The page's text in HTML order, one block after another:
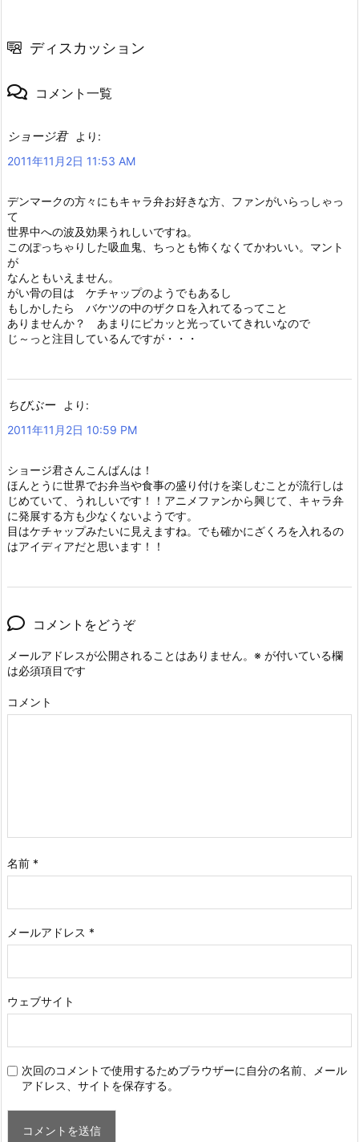
ディスカッション
コメント一覧
ショージ君
より:
2011年11月2日 11:53 AM
デンマークの方々にもキャラ弁お好きな方、ファンがいらっしゃっ
て
世界中への波及効果うれしいですね。
このぽっちゃりした吸血鬼、ちっとも怖くなくてかわいい。マント
が
なんともいえません。
がい骨の目は ケチャップのようでもあるし
もしかしたら バケツの中のザクロを入れてるってこと
ありませんか？ あまりにピカッと光っていてきれいなので
じ～っと注目しているんですが・・・
ちびぶー
より:
2011年11月2日 10:59 PM
ショージ君さんこんばんは！
ほんとうに世界でお弁当や食事の盛り付けを楽しむことが流行しは
じめていて、うれしいです！！アニメファンから興じて、キャラ弁
に発展する方も少なくないようです。
目はケチャップみたいに見えますね。でも確かにざくろを入れるの
はアイディアだと思います！！
コメントをどうぞ
メールアドレスが公開されることはありません。 ※ が付いている欄
は必須項目です
コメント
名前 *
メールアドレス *
ウェブサイト
次回のコメントで使用するためブラウザーに自分の名前、メール
アドレス、サイトを保存する。